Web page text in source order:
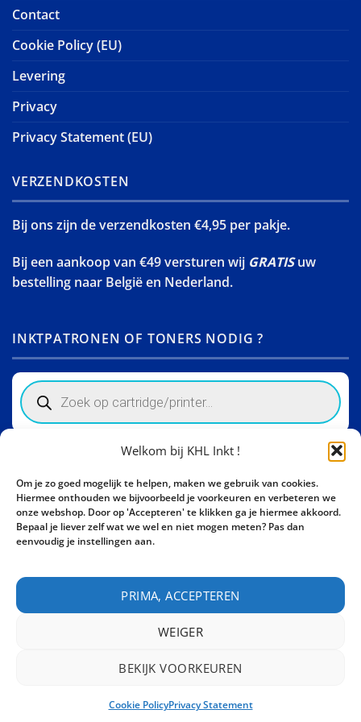
Welkom bij KHL Inkt !
Om je zo goed mogelijk te helpen, maken we gebruik van cookies.
Hiermee onthouden we bijvoorbeeld je voorkeuren en verbeteren we
onze webshop. Door op 'Accepteren' te klikken ga je hiermee akkoord.
Bepaal je liever zelf wat we wel en niet mogen meten? Pas dan
eenvoudig je instellingen aan.
PRIMA, ACCEPTEREN
WEIGER
BEKIJK VOORKEUREN
Cookie PolicyPrivacy Statement
Contact
Cookie Policy (EU)
Levering
Privacy
Privacy Statement (EU)
VERZENDKOSTEN
Bij ons zijn de verzendkosten €4,95 per pakje.
Bij een aankoop van €49 versturen wij GRATISuw
bestelling naar België en Nederland.
INKTPATRONEN OF TONERS NODIG ?
Products
search
Activity Invest BV - KHL, Kempische Steenweg 274
3500 Hasselt - België BE0862447190
Bel ons nu:+32 11 261499
Copyright 2026 ©Activity Invest BV - KHL INKT